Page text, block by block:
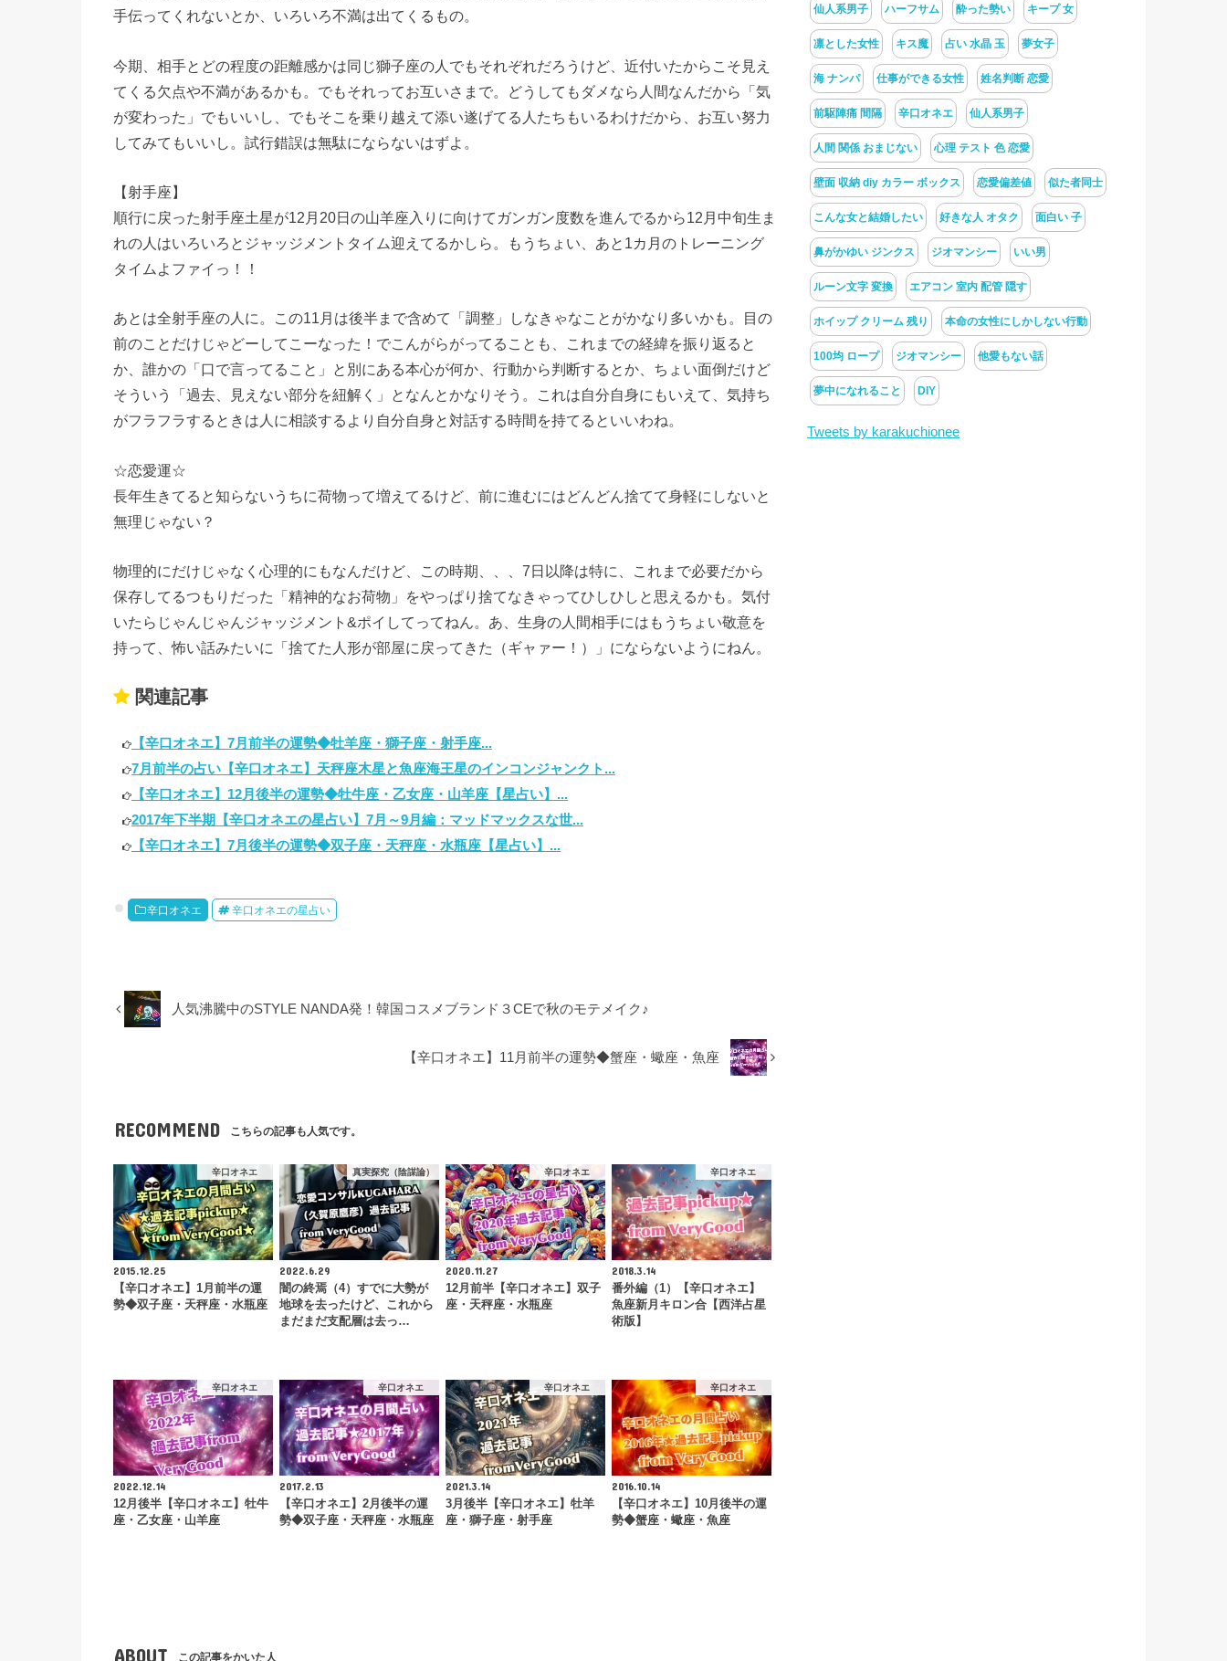
手伝ってくれないとか、いろいろ不満は出てくるもの。
今期、相手とどの程度の距離感かは同じ獅子座の人でもそれぞれだろうけど、近付いたからこそ見え
てくる欠点や不満があるかも。でもそれってお互いさまで。どうしてもダメなら人間なんだから「気
が変わった」でもいいし、でもそこを乗り越えて添い遂げてる人たちもいるわけだから、お互い努力
してみてもいいし。試行錯誤は無駄にならないはずよ。
【射手座】
順行に戻った射手座土星が12月20日の山羊座入りに向けてガンガン度数を進んでるから12月中旬生ま
れの人はいろいろとジャッジメントタイム迎えてるかしら。もうちょい、あと1カ月のトレーニング
タイムよファイっ！！
あとは全射手座の人に。この11月は後半まで含めて「調整」しなきゃなことがかなり多いかも。目の
前のことだけじゃどーしてこーなった！でこんがらがってることも、これまでの経緯を振り返ると
か、誰かの「口で言ってること」と別にある本心が何か、行動から判断するとか、ちょい面倒だけど
そういう「過去、見えない部分を紐解く」となんとかなりそう。これは自分自身にもいえて、気持ち
がフラフラするときは人に相談するより自分自身と対話する時間を持てるといいわね。
☆恋愛運☆
長年生きてると知らないうちに荷物って増えてるけど、前に進むにはどんどん捨てて身軽にしないと
無理じゃない？
物理的にだけじゃなく心理的にもなんだけど、この時期、、、7日以降は特に、これまで必要だから
保存してるつもりだった「精神的なお荷物」をやっぱり捨てなきゃってひしひしと思えるかも。気付
いたらじゃんじゃんジャッジメント&ポイしてってねん。あ、生身の人間相手にはもうちょい敬意を
持って、怖い話みたいに「捨てた人形が部屋に戻ってきた（ギャァー！）」にならないようにねん。
関連記事
【辛口オネエ】7月前半の運勢◆牡羊座・獅子座・射手座...
7月前半の占い【辛口オネエ】天秤座木星と魚座海王星のインコンジャンクト...
【辛口オネエ】12月後半の運勢◆牡牛座・乙女座・山羊座【星占い】...
2017年下半期【辛口オネエの星占い】7月～9月編：マッドマックスな世...
【辛口オネエ】7月後半の運勢◆双子座・天秤座・水瓶座【星占い】...
辛口オネエ 辛口オネエの星占い
人気沸騰中のSTYLE NANDA発！韓国コスメブランド３CEで秋のモテメイク♪
【辛口オネエ】11月前半の運勢◆蟹座・蠍座・魚座
RECOMMEND こちらの記事も人気です。
辛口オネエ
2015.12.25
【辛口オネエ】1月前半の運
勢◆双子座・天秤座・水瓶座
真実探究（陰謀論）
2022.6.29
闇の終焉（4）すでに大勢が
地球を去ったけど、これから
まだまだ支配層は去っ…
辛口オネエ
2020.11.27
12月前半【辛口オネエ】双子
座・天秤座・水瓶座
辛口オネエ
2018.3.14
番外編（1）【辛口オネエ】
魚座新月キロン合【西洋占星
術版】
辛口オネエ
2022.12.14
12月後半【辛口オネエ】牡牛
座・乙女座・山羊座
辛口オネエ
2017.2.13
【辛口オネエ】2月後半の運
勢◆双子座・天秤座・水瓶座
辛口オネエ
2021.3.14
3月後半【辛口オネエ】牡羊
座・獅子座・射手座
辛口オネエ
2016.10.14
【辛口オネエ】10月後半の運
勢◆蟹座・蠍座・魚座
ABOUT この記事をかいた人
仙人系男子 ハーフサム 酔った勢い キープ 女
凛とした女性 キス魔 占い 水晶 玉 夢女子
海 ナンパ 仕事ができる女性 姓名判断 恋愛
前駆陣痛 間隔 辛口オネエ 仙人系男子
人間 関係 おまじない 心理 テスト 色 恋愛
壁面 収納 diy カラー ボックス 恋愛偏差値 似た者同士
こんな女と結婚したい 好きな人 オタク 面白い 子
鼻がかゆい ジンクス ジオマンシー いい男
ルーン文字 変換 エアコン 室内 配管 隠す
ホイップ クリーム 残り 本命の女性にしかしない行動
100均 ロープ ジオマンシー 他愛もない話
夢中になれること DIY
Tweets by karakuchionee